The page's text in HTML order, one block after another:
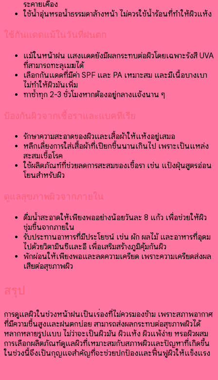
ระคายเคือง
ใช้น้ำอุ่นหรือน้ำธรรมดาล้างหน้า ไม่ควรใช้น้ำร้อนที่ทำให้ผิวแห้ง
ใช้กันแดดแม้ในวันที่ฝนตก
แม้ในหน้าฝน แสงแดดยังมีผลกระทบต่อผิวโดยเฉพาะรังสี UVA
ที่สามารถทะลุเมฆได้
เลือกกันแดดที่มีค่า SPF และ PA เหมาะสม และมีเนื้อบางเบา
ไม่ทำให้ผิวมันเพิ่ม
ทาซ้ำทุก 2-3 ชั่วโมงหากต้องอยู่กลางแจ้งนาน ๆ
ป้องกันผิวจากเชื้อราและแบคทีเรีย
รักษาความสะอาดของผิวและเสื้อผ้าให้แห้งอยู่เสมอ
หลีกเลี่ยงการใส่เสื้อผ้าที่เปียกชื้นนานเกินไป เพราะเป็นแหล่ง
สะสมเชื้อโรค
ใช้ผลิตภัณฑ์ที่ช่วยลดการสะสมของเชื้อรา เช่น แป้งฝุ่นสูตรอ่อน
โยนสำหรับผิว
ดูแลสุขภาพผิวจากภายใน
ดื่มน้ำสะอาดให้เพียงพออย่างน้อยวันละ 8 แก้ว เพื่อช่วยให้ผิว
ชุ่มชื้นจากภายใน
รับประทานอาหารที่มีประโยชน์ เช่น ผัก ผลไม้ และอาหารที่อุดม
ไปด้วยวิตามินซีและอี เพื่อเสริมสร้างภูมิคุ้มกันผิว
พักผ่อนให้เพียงพอและลดความเครียด เพราะความเครียดส่งผล
เสียต่อสุขภาพผิว
สรุป
การดูแลผิวในช่วงหน้าฝนเป็นเรื่องที่ไม่ควรมองข้าม เพราะสภาพอากาศ
ที่มีความชื้นสูงและฝนตกบ่อย สามารถส่งผลกระทบต่อสุขภาพผิวได้
หลากหลายรูปแบบ ไม่ว่าจะเป็นผิวมัน ผิวแห้ง ผิวแพ้ง่าย หรือผิวผสม
การเลือกผลิตภัณฑ์ดูแลผิวที่เหมาะสมกับสภาพผิวและปัญหาที่เกิดขึ้น
ในช่วงนี้จึงเป็นกุญแจสำคัญที่จะช่วยปกป้องและฟื้นฟูผิวให้แข็งแรง